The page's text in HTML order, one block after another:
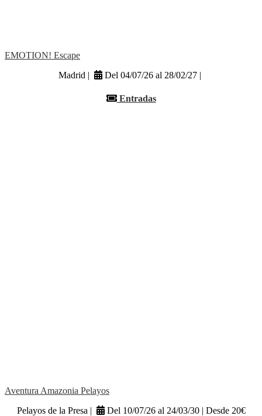
EMOTION! Escape
Madrid |
Del 04/07/26 al 28/02/27 |
Entradas
Aventura Amazonia Pelayos
Pelayos de la Presa |
Del 10/07/26 al 24/03/30 | Desde 20€